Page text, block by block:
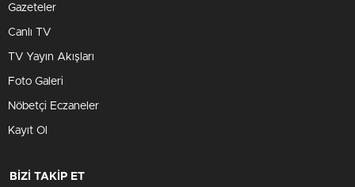
Gazeteler
Canlı TV
TV Yayın Akışları
Foto Galeri
Nöbetçi Eczaneler
Kayıt Ol
BİZİ TAKİP ET